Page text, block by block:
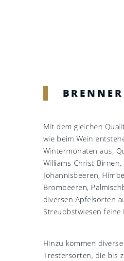
Mit dem gleichen
wie beim Wein
Wintermonaten aus,
Williams-Christ-Birnen,
Johannisbeeren,
Brombeeren,
diversen Apfelsorten
Streuobstwiesen feine
Hinzu kommen diverse
Trestersorten, die bis